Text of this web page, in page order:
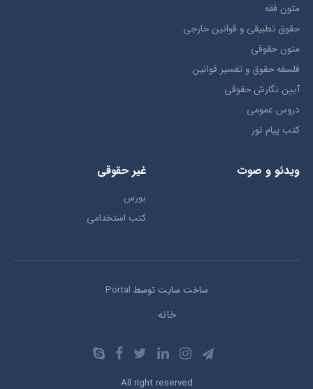
متون فقه
حقوق تطبيقي و قوانین خارجی
متون حقوقي
فلسفه حقوق و تفسیر قوانین
آیین نگارش حقوقی
دروس عمومی
کتب پیام نور
ویدئو و صوت غیر حقوقی
بورس
کتب استخدامی
ساخت سایت توسط Portal
خانه
All right reserved